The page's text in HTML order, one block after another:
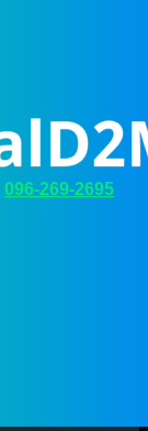
096-269-2695